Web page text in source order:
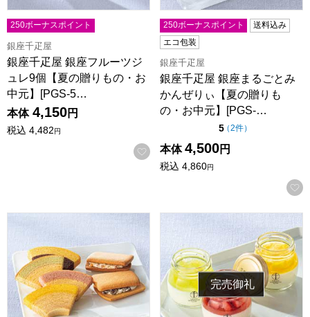
250ボーナスポイント
銀座千疋屋
銀座千疋屋 銀座フルーツジ
ュレ9個【夏の贈りもの・お
中元】[PGS-5…
本体 4,150円
税込 4,482円
お気に入りに登録する
250ボーナスポイント
送料込み
エコ包装
銀座千疋屋
銀座千疋屋 銀座まるごとみ
かんぜりぃ【夏の贈りも
の・お中元】[PGS-…
5点（5点満点中）
（2件の評価
）
本体 4,500円
税込 4,860円
銀座千疋屋 銀座ガトーセレクション【夏の贈りもの・お中
銀座千疋屋 銀座フルーツ杏
完売御礼